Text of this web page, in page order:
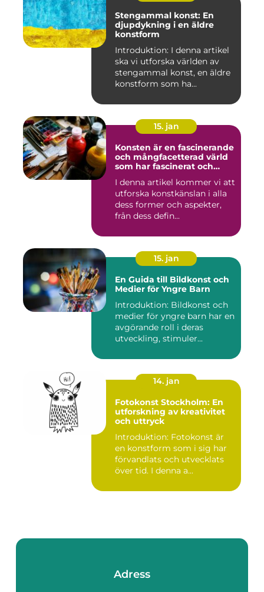
Stengammal konst: En
djupdykning i en äldre
konstform
Introduktion: I denna artikel
ska vi utforska världen av
stengammal konst, en äldre
konstform som ha...
15. jan
Konsten är en fascinerande
och mångfacetterad värld
som har fascinerat och
århundraden
I denna artikel kommer vi att
utforska konstkänslan i alla
dess former och aspekter,
från dess defin...
15. jan
En Guida till Bildkonst och
Medier för Yngre Barn
Introduktion: Bildkonst och
medier för yngre barn har en
avgörande roll i deras
utveckling, stimuler...
14. jan
Fotokonst Stockholm: En
utforskning av kreativitet
och uttryck
Introduktion: Fotokonst är
en konstform som i sig har
förvandlats och utvecklats
över tid. I denna a...
Adress